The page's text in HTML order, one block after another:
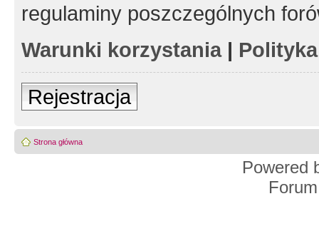
regulaminy poszczególnych
Warunki korzystania|
Rejestracja
Strona główna
Powered